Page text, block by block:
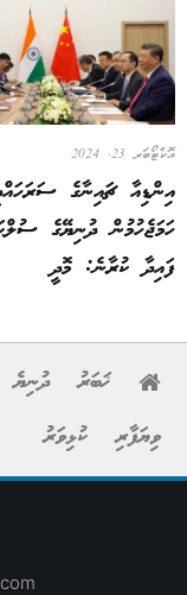
އޮކްޓޯބަރ 23, 2024
އިންޑިއާ ޗައިނާގެ
ހަމަޖެހުމުން ދުނިޔޭގެ
ފައިދާ ކުރާނެ: މޮދީ
ޚަބަރު ދުނިޔެ
ވިޔަފާރި
ކުޅިވަރު